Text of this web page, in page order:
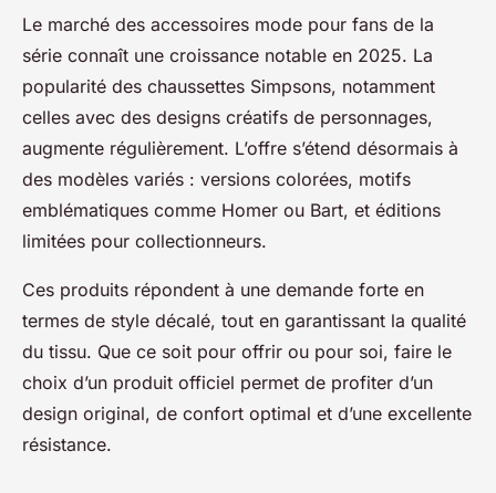
Le marché des accessoires mode pour fans de la
série connaît une croissance notable en 2025. La
popularité des chaussettes Simpsons, notamment
celles avec des designs créatifs de personnages,
augmente régulièrement. L’offre s’étend désormais à
des modèles variés : versions colorées, motifs
emblématiques comme Homer ou Bart, et éditions
limitées pour collectionneurs.
Ces produits répondent à une demande forte en
termes de style décalé, tout en garantissant la qualité
du tissu. Que ce soit pour offrir ou pour soi, faire le
choix d’un produit officiel permet de profiter d’un
design original, de confort optimal et d’une excellente
résistance.